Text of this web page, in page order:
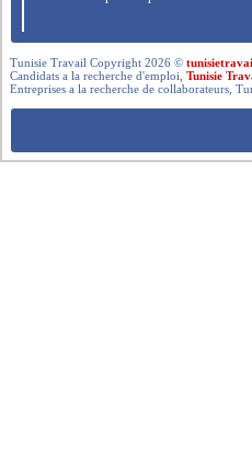
Tunisie Travail Copyright 2026 ©
Candidats a la recherche d'emploi,Tunisie
Entreprises a la recherche de collaborateurs,